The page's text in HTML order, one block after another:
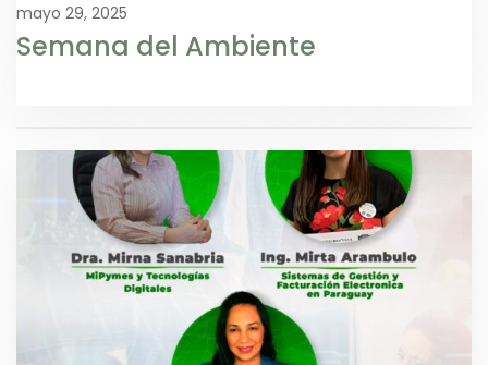
mayo 29, 2025
Semana del Ambiente